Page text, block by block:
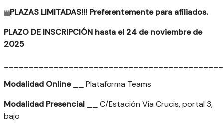
¡¡¡PLAZAS LIMITADAS!!! Preferentemente para afiliados.
PLAZO DE INSCRIPCIÓN hasta el 24 de noviembre de
2025
Modalidad Online __ Plataforma Teams
Modalidad Presencial __ C/Estación Vía Crucis, portal 3,
bajo